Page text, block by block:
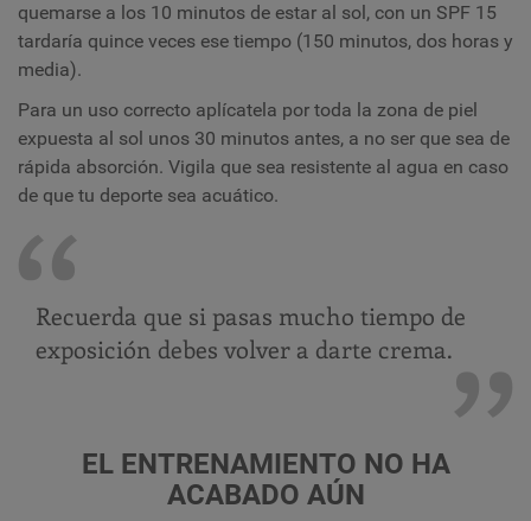
quemarse a los 10 minutos de estar al sol, con un SPF 15
tardaría quince veces ese tiempo (150 minutos, dos horas y
media).
Para un uso correcto aplícatela por toda la zona de piel
expuesta al sol unos 30 minutos antes, a no ser que sea de
rápida absorción. Vigila que sea resistente al agua en caso
de que tu deporte sea acuático.
Recuerda que si pasas mucho tiempo de
exposición debes volver a darte crema.
EL ENTRENAMIENTO NO HA
ACABADO AÚN